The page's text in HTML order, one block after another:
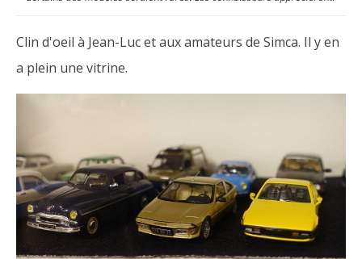
Clin d'oeil à Jean-Luc et aux amateurs de Simca. Il y en
a plein une vitrine.